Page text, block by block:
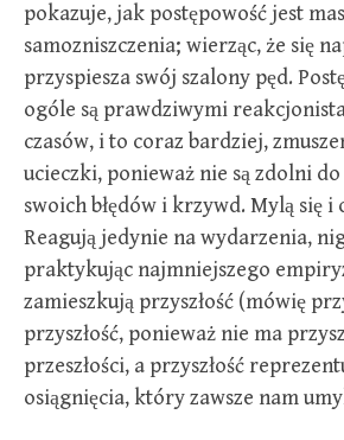
pokazuje, jak postępowość jest
samozniszczenia; wierząc, że się
przyspiesza swój szalony pęd.
ogóle są prawdziwymi
czasów, i to coraz bardziej,
ucieczki, ponieważ nie są zdolni
swoich błędów i krzywd. Mylą się i
Reagują jedynie na wydarzenia,
praktykując najmniejszego
zamieszkują przyszłość (mówię
przyszłość, ponieważ nie ma
przeszłości, a przyszłość
osiągnięcia, który zawsze nam